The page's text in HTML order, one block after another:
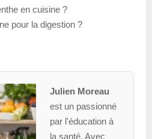
en cuisine ?
pour la digestion ?
Julien Moreau
est un passionné
par l'éducation à
la santé. Avec